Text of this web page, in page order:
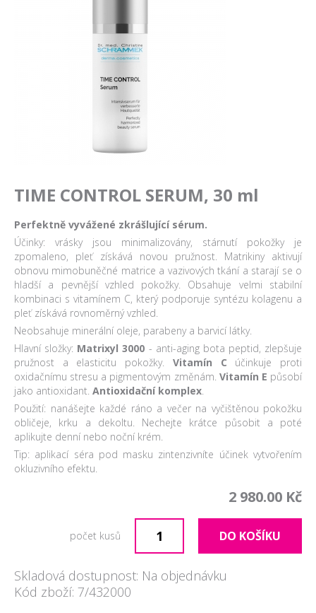
TIME CONTROL SERUM, 30 ml
Perfektně vyvážené zkrášlující sérum.
Účinky: vrásky jsou minimalizovány, stárnutí pokožky je
zpomaleno, pleť získává novou pružnost. Matrikiny aktivují
obnovu mimobuněčné matrice a vazivových tkání a starají se o
hladší a pevnější vzhled pokožky. Obsahuje velmi stabilní
kombinaci s vitamínem C, který podporuje syntézu kolagenu a
pleť získává rovnoměrný vzhled.
Neobsahuje minerální oleje, parabeny a barvicí látky.
Hlavní složky: Matrixyl 3000 - anti-aging bota peptid, zlepšuje
pružnost a elasticitu pokožky. Vitamín C účinkuje proti
oxidačnímu stresu a pigmentovým změnám. Vitamín E působí
jako antioxidant. Antioxidační komplex.
Použití: nanášejte každé ráno a večer na vyčištěnou pokožku
obličeje, krku a dekoltu. Nechejte krátce působit a poté
aplikujte denní nebo noční krém.
Tip: aplikací séra pod masku zintenzivníte účinek vytvořením
okluzivního efektu.
2 980.00 Kč
DO KOŠÍKU
počet kusů
Skladová dostupnost: Na objednávku
Kód zboží: 7/432000